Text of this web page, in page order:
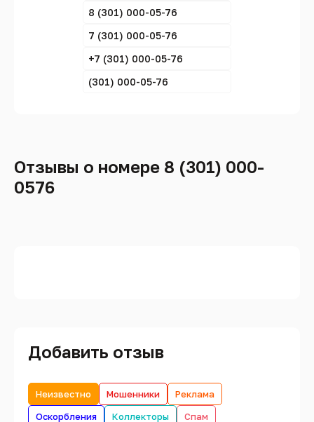
8 (301) 000-05-76
7 (301) 000-05-76
+7 (301) 000-05-76
(301) 000-05-76
Отзывы о номере 8 (301) 000-
0576
Добавить отзыв
Неизвестно Мошенники
Реклама
Оскорбления
Коллекторы
Спам